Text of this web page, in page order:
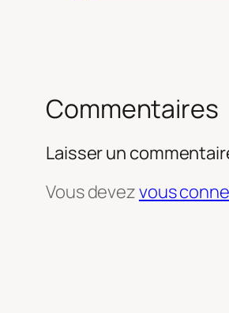
Commentaires
Laisser un
Vous devezvous